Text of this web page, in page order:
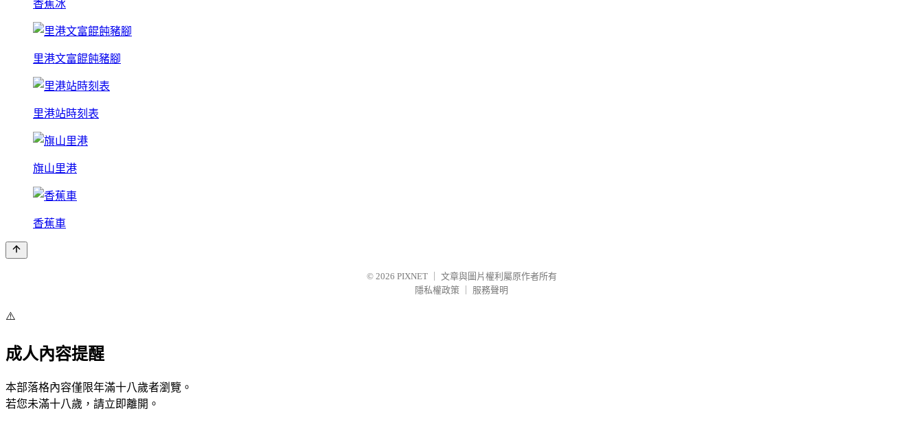
香蕉冰
里港文富餛飩豬腳
里港站時刻表
旗山里港
香蕉車
© 2026 PIXNET
文章與圖片權利屬原作者所有
隱私權政策
服務聲明
⚠️
成人內容提醒
本部落格內容僅限年滿十八歲者瀏覽。
若您未滿十八歲，請立即離開。